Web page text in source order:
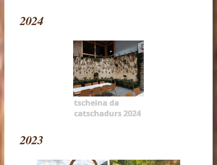
2024
tscheina da
catschadurs 2024
2023